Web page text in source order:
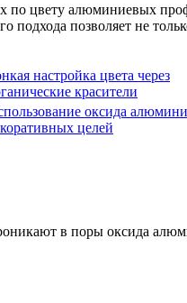
цвету алюминиевых
подхода позволяет не
настройка цвета через
красители
оксида
целей
в поры оксида